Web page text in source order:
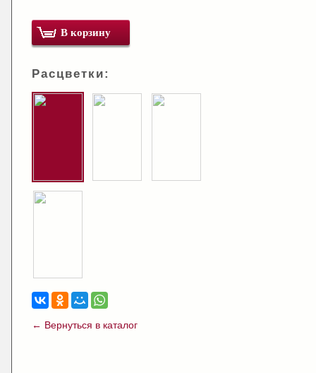
В корзину
Расцветки:
← Вернуться в каталог